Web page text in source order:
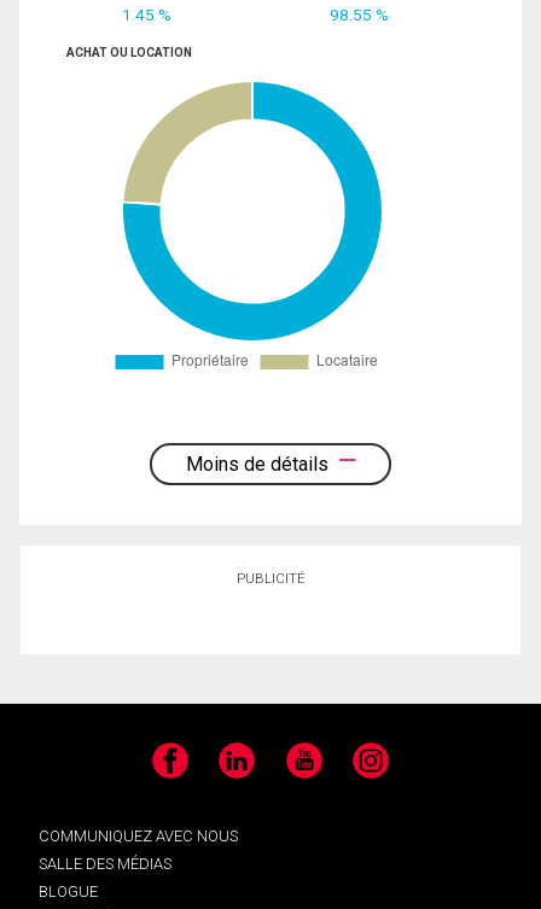
1.45 % 98.55 %
ACHAT OU LOCATION
Moins de détails
PUBLICITÉ
Facebook LinkedIn YouTube Instagram
COMMUNIQUEZ AVEC NOUS
SALLE DES MÉDIAS
BLOGUE